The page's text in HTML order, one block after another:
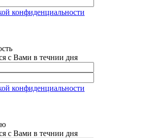
конфиденциальности
с Вами в течнии дня
конфиденциальности
с Вами в течнии дня